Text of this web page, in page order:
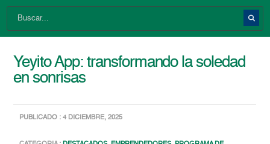
Yeyito App: transformando la soledad
en sonrisas
PUBLICADO : 4 DICIEMBRE, 2025